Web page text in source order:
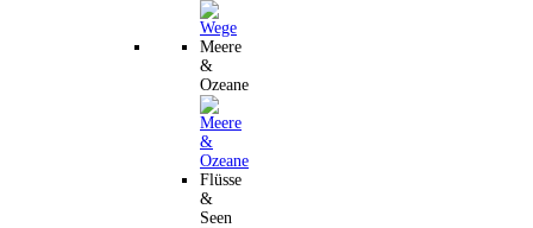
Meere
&
Ozeane
Flüsse
&
Seen